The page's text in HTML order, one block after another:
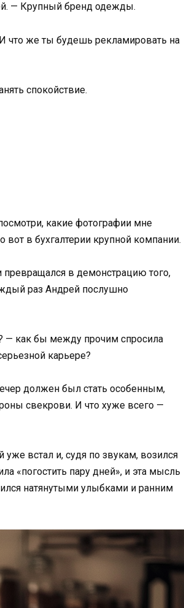
— Крупный бренд одежды.
что же ты будешь рекламировать на
спокойствие.
какие фотографии мне
вот в бухгалтерии крупной компании.
в демонстрацию того,
раз Андрей послушно
— как бы между прочим спросила
карьере?
должен был стать особенным,
свекрови. И что хуже всего —
встал и, судя по звукам, возился
«погостить пару дней», и эта мысль
натянутыми улыбками и ранним